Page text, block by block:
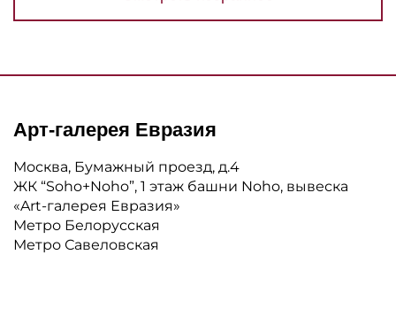
Арт-галерея Евразия
Москва, Бумажный проезд, д.4
ЖК “Soho+Noho”, 1 этаж башни Noho, вывеска
«Art-галерея Евразия»
Метро Белорусская
Метро Савеловская